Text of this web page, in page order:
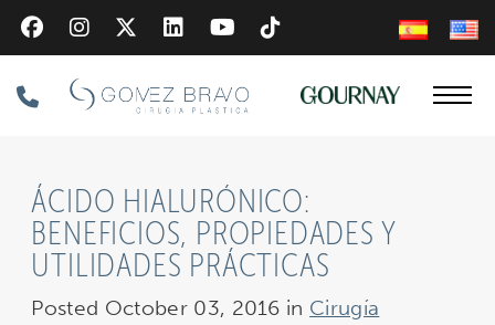
Skip
to
main
content
Phone
ÁCIDO HIALURÓNICO:
BENEFICIOS, PROPIEDADES Y
UTILIDADES PRÁCTICAS
Posted October 03, 2016 in Cirugía